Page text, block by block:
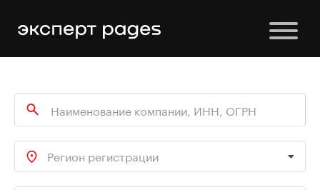
Регион регистрации